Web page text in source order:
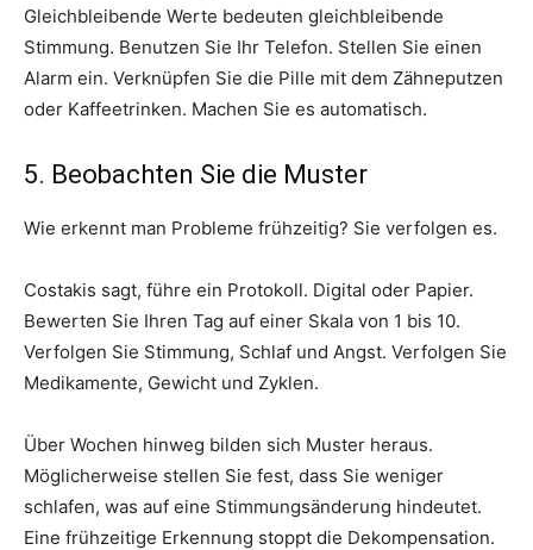
Gleichbleibende Werte bedeuten gleichbleibende
Stimmung. Benutzen Sie Ihr Telefon. Stellen Sie einen
Alarm ein. Verknüpfen Sie die Pille mit dem Zähneputzen
oder Kaffeetrinken. Machen Sie es automatisch.
5. Beobachten Sie die Muster
Wie erkennt man Probleme frühzeitig? Sie verfolgen es.
Costakis sagt, führe ein Protokoll. Digital oder Papier.
Bewerten Sie Ihren Tag auf einer Skala von 1 bis 10.
Verfolgen Sie Stimmung, Schlaf und Angst. Verfolgen Sie
Medikamente, Gewicht und Zyklen.
Über Wochen hinweg bilden sich Muster heraus.
Möglicherweise stellen Sie fest, dass Sie weniger
schlafen, was auf eine Stimmungsänderung hindeutet.
Eine frühzeitige Erkennung stoppt die Dekompensation.